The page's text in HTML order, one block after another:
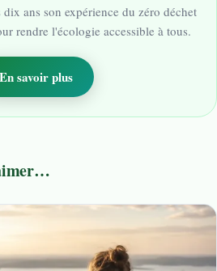
ans son expérience du zéro déchet
rendre l'écologie accessible à tous.
En savoir plus